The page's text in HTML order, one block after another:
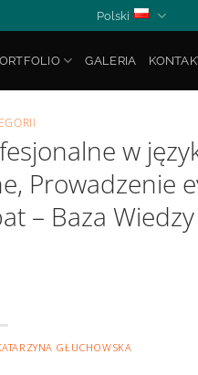
Polski
GALERIA
w
Prowadzenie
– Baza Wiedzy
GŁUCHOWSKA